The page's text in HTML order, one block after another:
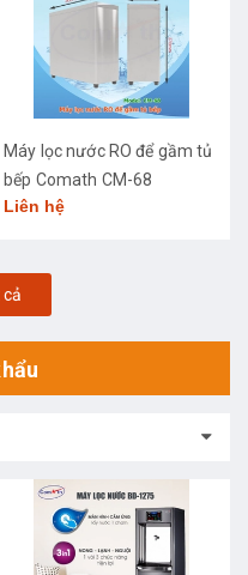
Máy lọc nước RO để gầm tủ
bếp Comath CM-68
Liên hệ